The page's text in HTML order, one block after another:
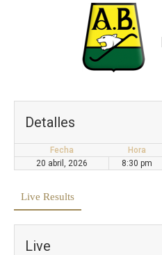
Detalles
Fecha Hora
20 abril, 2026
8:30 pm
Live Results
Live